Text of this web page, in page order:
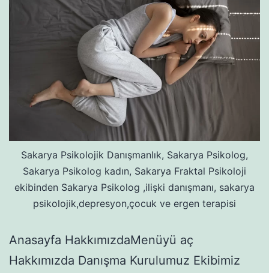
Sakarya Psikolojik Danışmanlık, Sakarya Psikolog,
Sakarya Psikolog kadın, Sakarya Fraktal Psikoloji
ekibinden Sakarya Psikolog ,ilişki danışmanı, sakarya
psikolojik,depresyon,çocuk ve ergen terapisi
Anasayfa HakkımızdaMenüyü aç
Hakkımızda Danışma Kurulumuz Ekibimiz